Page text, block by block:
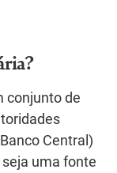
conjunto de
Central)
uma fonte